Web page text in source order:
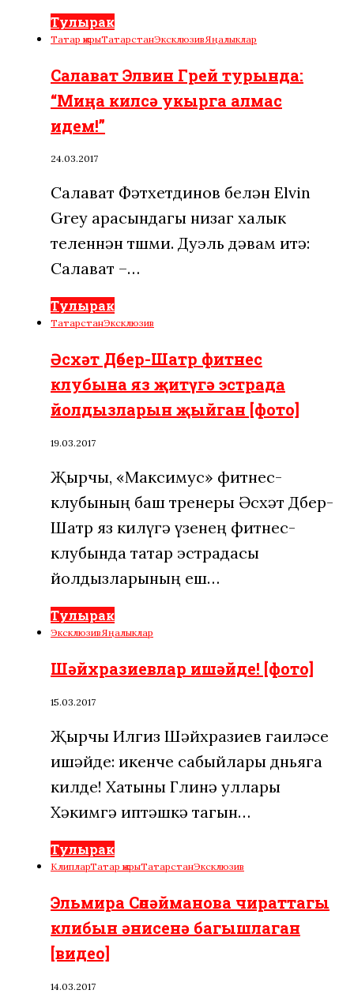
Тулырак
Татар җырыТатарстанЭксклюзивЯңалыклар
Салават Элвин Грей турында:
“Миңа килсә укырга алмас
идем!”
24.03.2017
Салават Фәтхетдинов белән Elvin
Grey арасындагы низаг халык
теленнән төшми. Дуэль дәвам итә:
Салават –…
Тулырак
ТатарстанЭксклюзив
Әсхәт Дөбер-Шатр фитнес
клубына яз җитүгә эстрада
йолдызларын җыйган [фото]
19.03.2017
Җырчы, «Максимус» фитнес-
клубының баш тренеры Әсхәт Дөбер-
Шатр яз килүгә үзенең фитнес-
клубында татар эстрадасы
йолдызларының еш…
Тулырак
ЭксклюзивЯңалыклар
Шәйхразиевлар ишәйде! [фото]
15.03.2017
Җырчы Илгиз Шәйхразиев гаиләсе
ишәйде: икенче сабыйлары дөньяга
килде! Хатыны Гөлинә уллары
Хәкимгә иптәшкә тагын…
Тулырак
КлипларТатар җырыТатарстанЭксклюзив
Эльмира Сөләйманова чираттагы
клибын әнисенә багышлаган
[видео]
14.03.2017